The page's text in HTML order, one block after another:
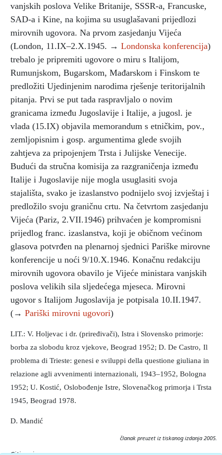
vanjskih poslova Velike Britanije, SSSR-a, Francuske,
SAD-a i Kine, na kojima su usuglašavani prijedlozi
mirovnih ugovora. Na prvom zasjedanju Vijeća
(London, 11.IX–2.X.1945. → Londonska konferencija)
trebalo je pripremiti ugovore o miru s Italijom,
Rumunjskom, Bugarskom, Mađarskom i Finskom te
predložiti Ujedinjenim narodima rješenje teritorijalnih
pitanja. Prvi se put tada raspravljalo o novim
granicama između Jugoslavije i Italije, a jugosl. je
vlada (15.IX) objavila memorandum s etničkim, pov.,
zemljopisnim i gosp. argumentima glede svojih
zahtjeva za pripojenjem Trsta i Julijske Venecije.
Budući da stručna komisija za razgraničenja između
Italije i Jugoslavije nije mogla usuglasiti svoja
stajališta, svako je izaslanstvo podnijelo svoj izvještaj i
predložilo svoju graničnu crtu. Na četvrtom zasjedanju
Vijeća (Pariz, 2.VII.1946) prihvaćen je kompromisni
prijedlog franc. izaslanstva, koji je običnom većinom
glasova potvrđen na plenarnoj sjednici Pariške mirovne
konferencije u noći 9/10.X.1946. Konačnu redakciju
mirovnih ugovora obavilo je Vijeće ministara vanjskih
poslova velikih sila sljedećega mjeseca. Mirovni
ugovor s Italijom Jugoslavija je potpisala 10.II.1947.
(→ Pariški mirovni ugovori)
LIT.: V. Holjevac i dr. (priređivači), Istra i Slovensko primorje:
borba za slobodu kroz vjekove, Beograd 1952; D. De Castro, Il
problema di Trieste: genesi e sviluppi della questione giuliana in
relazione agli avvenimenti internazionali, 1943–1952, Bologna
1952; U. Kostić, Oslobođenje Istre, Slovenačkog primorja i Trsta
1945, Beograd 1978.
D. Mandić
članak preuzet iz tiskanog izdanja 2005.